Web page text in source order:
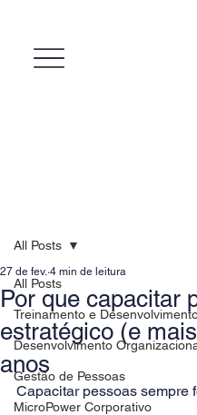
All Posts
Treinamento e
Desenvolvimento
Gestão de Pessoas
MicroPower Corporativo
All Posts
Por que capacitar
estratégico (e
anos
27 de fev. 4 min de leitura
Capacitar pessoas sempre